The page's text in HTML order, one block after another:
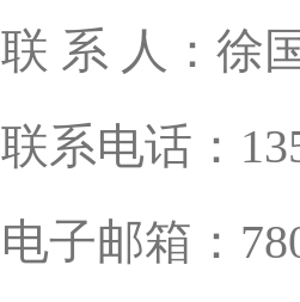
联 系 人：徐
联系电话：
电子邮箱：